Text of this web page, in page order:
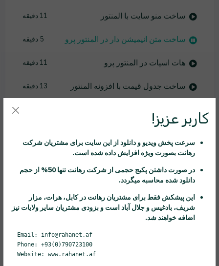
ساخت منو سایت با المنتور 11 دقیقه
ساخت متن انیمیشن دار در المنتور پرو 5 دقیقه
هات اسپات در المنتور پرو 11 دقیقه
ساخت جدول قیمت با افزونه المنتور 13 دقیقه
کار با کال تو اکشن
کنترل کاروسل در المنتور
کاروسل نظرات مشتری ها 11 دقیقه
کاربر عزیز!
سرعت پخش ویدیو و دانلود از این سایت برای مشتریان شرکت
رهانت بصورت ویژه افزایش داده شده است.
در صورت داشتن پکیج حجمی از شرکت رهانت
تنها 50% از حجم
دانلود شده محاسبه میگردد.
این پیشکش فقط برای مشتریان رهانت در کابل، هرات، مزار
شریف، بادغیس و جلال آباد است و بزودی مشتریان سایر ولایات نیز
اضافه خواهند شد.
Email: info@rahanet.af
Phone: +93(0)790723100
Website: www.rahanet.af